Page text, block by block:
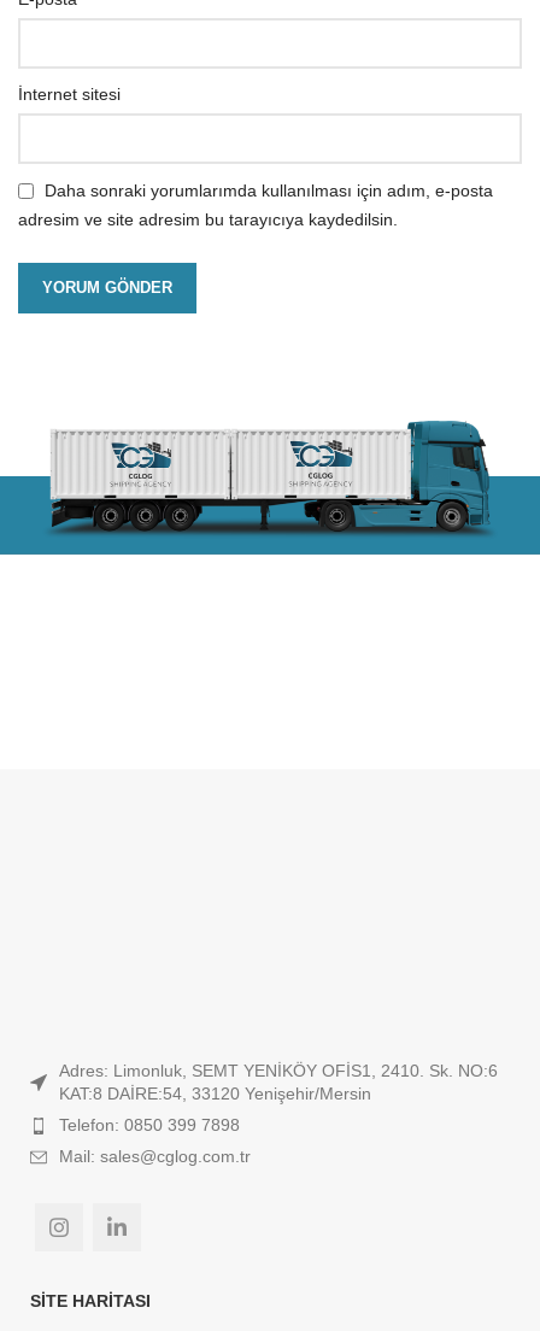
İnternet sitesi
Daha sonraki yorumlarımda kullanılması için adım, e-posta
adresim ve site adresim bu tarayıcıya kaydedilsin.
Adres: Limonluk, SEMT YENİKÖY OFİS1, 2410. Sk. NO:6
KAT:8 DAİRE:54, 33120 Yenişehir/Mersin
Telefon: 0850 399 7898
Mail: sales@cglog.com.tr
SITE HARİTASI